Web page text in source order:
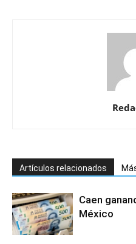
Artículos relacionados
Caen
México